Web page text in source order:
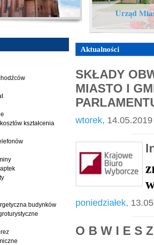
Urząd
kształcenia
budynków
Aktualności
SKŁADY
MIASTO I
wtorek,
poniedziałek,
O B W I E S